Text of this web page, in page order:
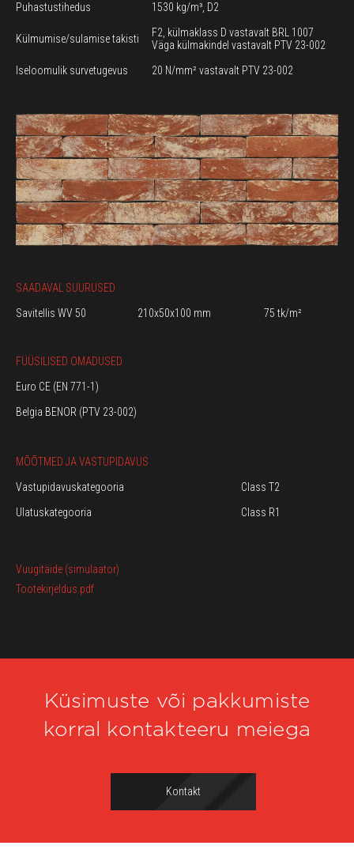
SAADAVAL SUURUSED
Savitellis WV 50
210x50x100 mm 75 tk/m²
FÜÜSILISED OMADUSED
Euro CE (EN 771-1)
Belgia BENOR (PTV 23-002)
MÕÕTMED JA VASTUPIDAVUS
Vastupidavuskategooria
Class T2
Ulatuskategooria
Class R1
Vuugitäide (simulaator)
Tootekirjeldus.pdf
Puhastustihedus
1530 kg/m³, D2
Külmumise/sulamise takisti
F2, külmaklass D vastavalt BRL 1007
Väga külmakindel vastavalt PTV 23-002
Iseloomulik survetugevus
20 N/mm² vastavalt PTV 23-002
Küsimuste või pakkumiste
korral kontakteeru meiega
Kontakt